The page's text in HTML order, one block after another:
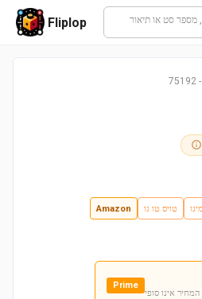
מספר סט או תיאור Fliplop
-
75192
טויס טו גו
Amazon
אינו סופי
Prime